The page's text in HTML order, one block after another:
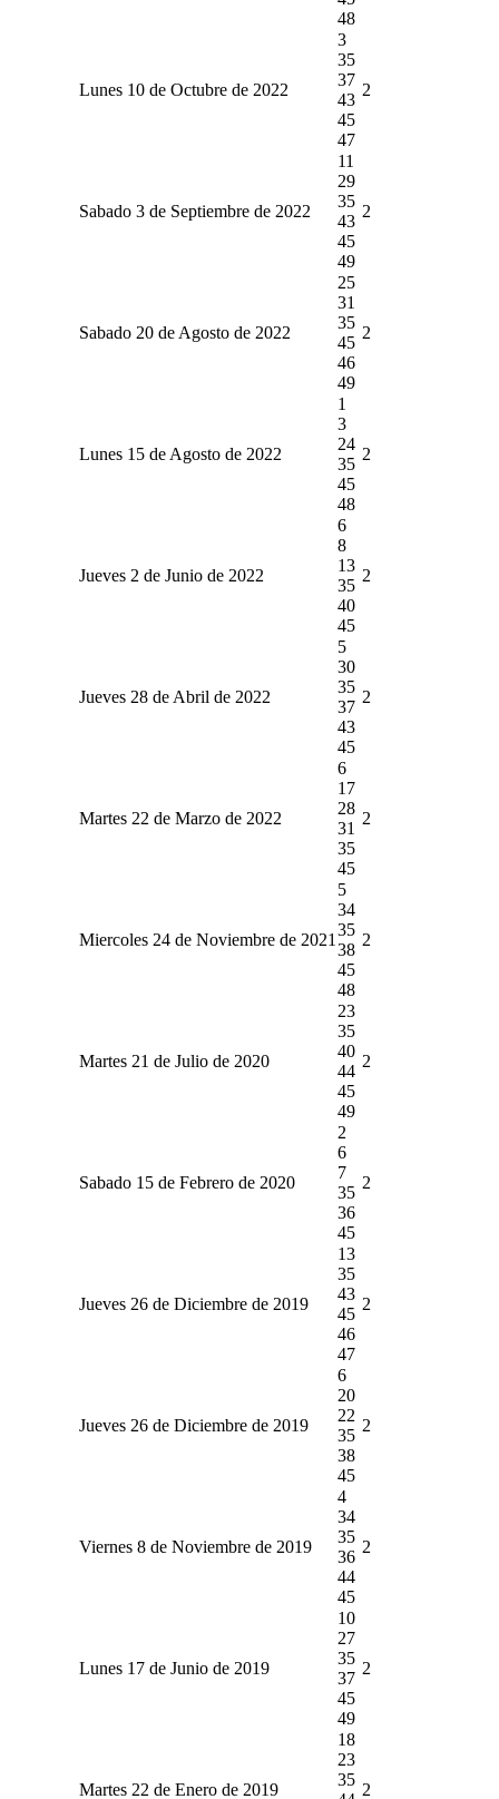
48
Lunes 10 de Octubre de 2022
3
35
37
43
45
47
2
Sabado 3 de Septiembre de 2022
11
29
35
43
45
49
2
Sabado 20 de Agosto de 2022
25
31
35
45
46
49
2
Lunes 15 de Agosto de 2022
1
3
24
35
45
48
2
Jueves 2 de Junio de 2022
6
8
13
35
40
45
2
Jueves 28 de Abril de 2022
5
30
35
37
43
45
2
Martes 22 de Marzo de 2022
6
17
28
31
35
45
2
Miercoles 24 de Noviembre de 2021
5
34
35
38
45
48
2
Martes 21 de Julio de 2020
23
35
40
44
45
49
2
Sabado 15 de Febrero de 2020
2
6
7
35
36
45
2
Jueves 26 de Diciembre de 2019
13
35
43
45
46
47
2
Jueves 26 de Diciembre de 2019
6
20
22
35
38
45
2
Viernes 8 de Noviembre de 2019
4
34
35
36
44
45
2
Lunes 17 de Junio de 2019
10
27
35
37
45
49
2
Martes 22 de Enero de 2019
18
23
35
2